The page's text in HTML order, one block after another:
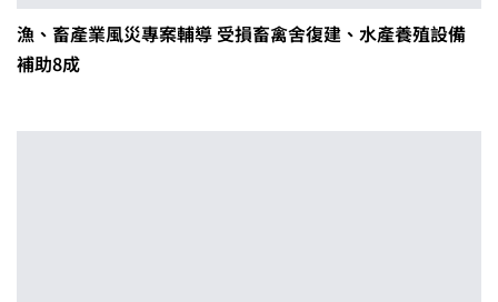
漁、畜產業風災專案輔導 受損畜禽舍復建、水產養殖設備
補助8成